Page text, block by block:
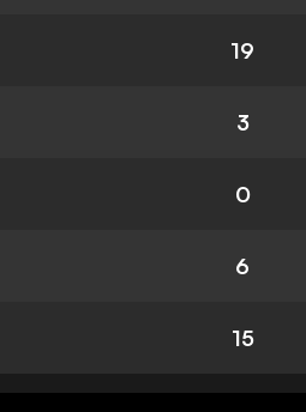
19
3
0
6
15